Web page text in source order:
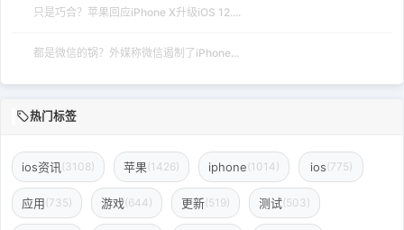
只是巧合？苹果回应iPhone X升级iOS 12....
都是微信的锅？外媒称微信遏制了iPhone...
热门标签
ios资讯 (3108) 苹果(1426) iphone(1014) ios(775)
应用(735) 游戏(644) 更新(519) 测试(503)